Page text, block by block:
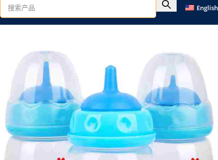
English
首页/店铺/家居、宠物及电器/花园和宠物/智能宠物用品